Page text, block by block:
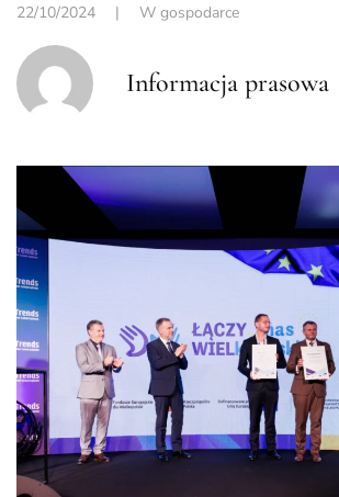
22/10/2024 | W gospodarce
Informacja prasowa